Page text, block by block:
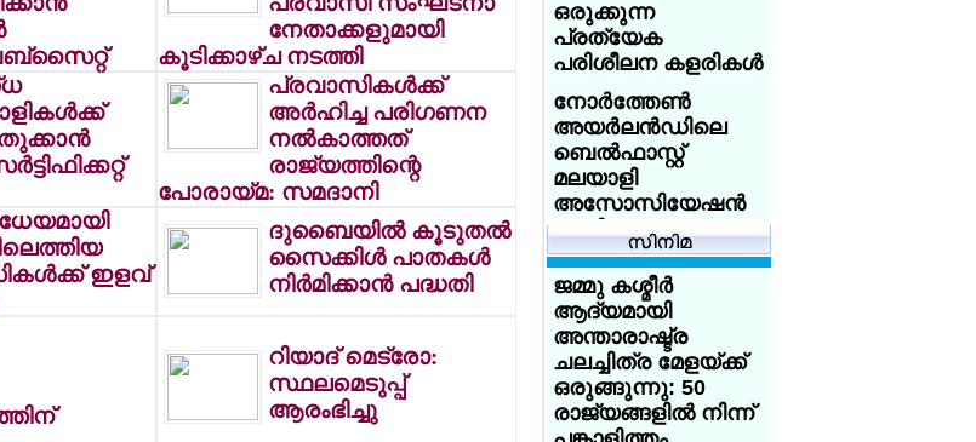
നേതാക്കളുമായി
കൂടിക്കാഴ്ച നടത്തി
പ്രവാസികള്‍ക്ക്
അര്‍ഹിച്ച പരിഗണന
നല്‍കാത്തത്
രാജ്യത്തിന്റെ
പോരായ്മ: സമദാനി
ഇളവ്
ദുബൈയില്‍ കൂടുതല്‍
സൈക്കിള്‍ പാതകള്‍
നിര്‍മിക്കാന്‍ പദ്ധതി
റിയാദ് മെട്രോ:
സ്ഥലമെടുപ്പ്
ആരംഭിച്ചു
പാര്‍ട്ടി' നേതാവ്
അഭിജിത്തിന്
വിവാഹ
ആലോചനകളുടെ
പ്രളയം
ഡിജിറ്റല്‍ പ്രചരണം
ശക്തമാക്കി
ടൂറിസ്റ്റ് കേന്ദ്രമായ
വാഗമണിലെ 70
ഏക്കര്‍
പുല്‍മേടുകള്‍
അനധികൃതമായി
കയ്യേറിയതായി
റിപ്പോര്‍ട്ട്
ഗ്ലാസ്ഗോയില്‍
ഇന്ത്യക്കു വേണ്ടി
സ്വര്‍ണം നേടി
മീരാഭായ് ചാനു:
വനിതകളുടെ 48
കിലോഗ്രാമില്‍
മിന്നുന്ന പ്രകടനം
ഒരുക്കുന്ന
പ്രത്യേക
പരിശീലന കളരികള്‍
നോര്‍ത്തേണ്‍
അയര്‍ലന്‍ഡിലെ
ബെല്‍ഫാസ്റ്റ്
മലയാളി
അസോസിയേഷന്‍
എക്സിക്യൂട്ടീവ്
കമ്മിറ്റിയെ
തിരഞ്ഞെടുത്തു.
യുക്മ റീജിയണല്‍
കായികമേളകള്‍ക്ക്
പരിസമാപ്തി; ദേശീയ
കായിക മാമാങ്കം
ജമ്മു കശ്മീര്‍
ആദ്യമായി
അന്താരാഷ്ട്ര
ചലച്ചിത്ര മേളയ്ക്ക്
ഒരുങ്ങുന്നു: 50
രാജ്യങ്ങളില്‍ നിന്ന്